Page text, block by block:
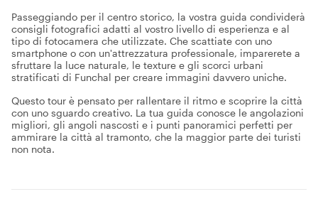
Passeggiando per il centro storico, la vostra guida condividerà
consigli fotografici adatti al vostro livello di esperienza e al
tipo di fotocamera che utilizzate. Che scattiate con uno
smartphone o con un'attrezzatura professionale, imparerete a
sfruttare la luce naturale, le texture e gli scorci urbani
stratificati di Funchal per creare immagini davvero uniche.
Questo tour è pensato per rallentare il ritmo e scoprire la città
con uno sguardo creativo. La tua guida conosce le angolazioni
migliori, gli angoli nascosti e i punti panoramici perfetti per
ammirare la città al tramonto, che la maggior parte dei turisti
non nota.